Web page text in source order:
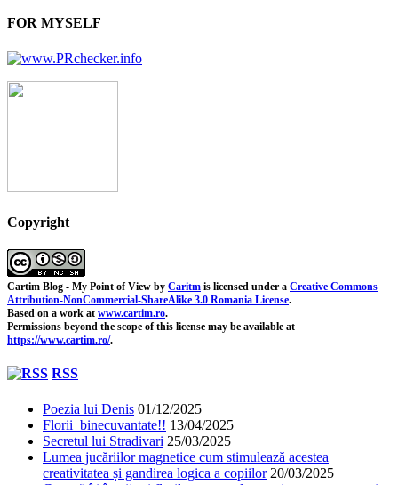
FOR MYSELF
Copyright
Cartim Blog - My Point of View by Caritm is licensed under a Creative Commons
Attribution-NonCommercial-ShareAlike 3.0 Romania License.
Based on a work at www.cartim.ro.
Permissions beyond the scope of this license may be available at
https://www.cartim.ro/.
RSS
Poezia lui Denis 01/12/2025
Florii binecuvantate!! 13/04/2025
Secretul lui Stradivari 25/03/2025
Lumea jucăriilor magnetice cum stimulează acestea
creativitatea și gandirea logica a copiilor 20/03/2025